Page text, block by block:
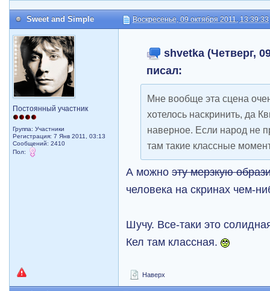
Sweet and Simple Воскресенье, 09 октября 2011, 13:39:33
Постоянный участник
Группа: Участники
Регистрация: 7 Янв 2011, 03:13
Сообщений: 2410
Пол:
shvetka (Четверг,
писал:
Мне вообще эта сцена
хотелось наскринить, да
наверное. Если народ не
там такие классные
А можноэту мерзкую
человека на скринах чем-
Шучу. Все-таки это
Кел там классная.
Наверх